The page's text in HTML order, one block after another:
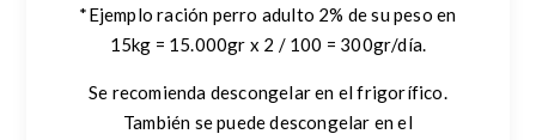
*Ejemplo ración perro adulto 2% de su peso en
15kg = 15.000gr x 2 / 100 = 300gr/día.
Se recomienda descongelar en el frigorífico.
También se puede descongelar en el